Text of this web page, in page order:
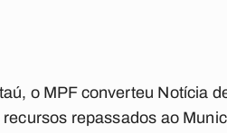
o MPF converteu Notícia
repassados ao